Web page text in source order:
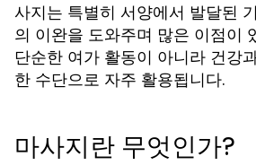
사지는 특별히 서양에서 발달된
의 이완을 도와주며 많은 이점이
단순한 여가 활동이 아니라 건강
한 수단으로 자주 활용됩니다.
마사지란 무엇인가?